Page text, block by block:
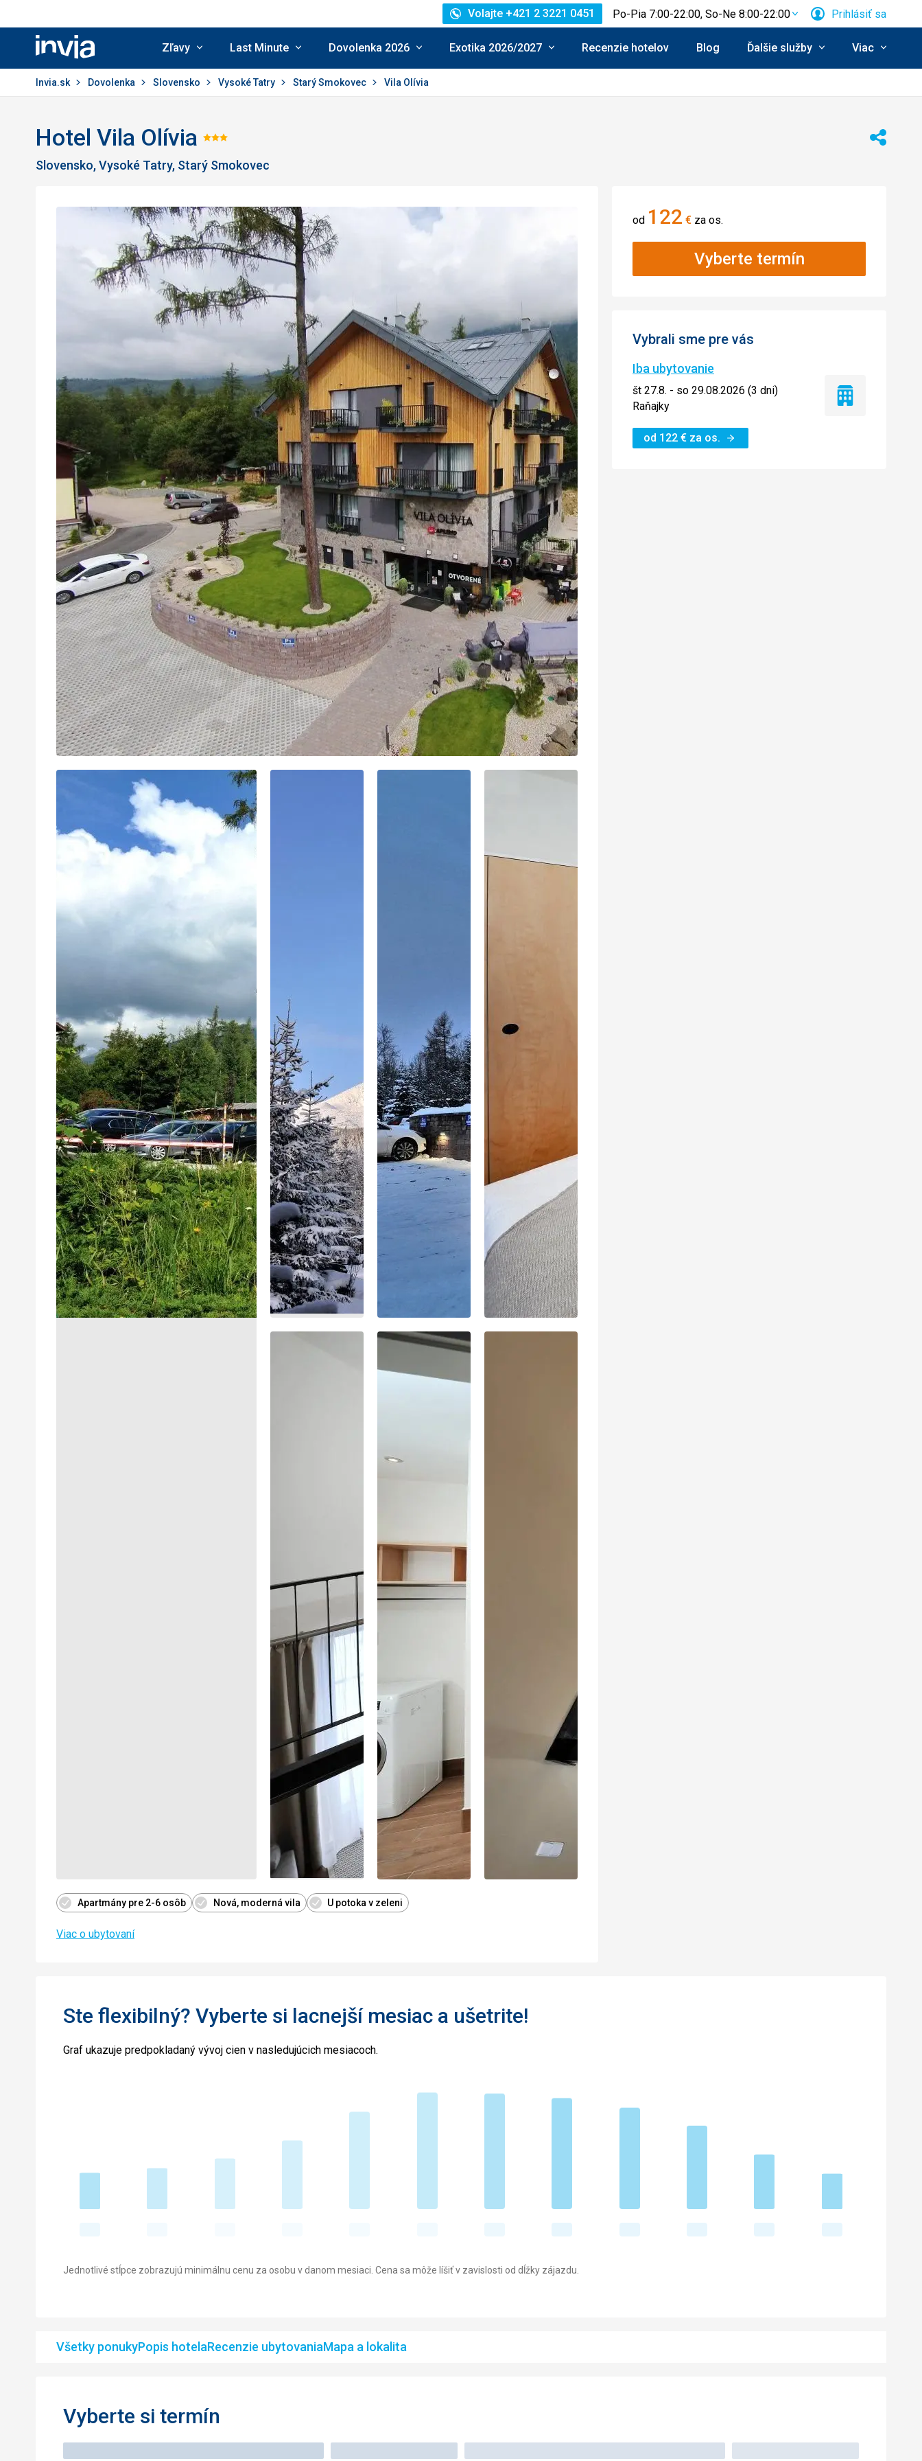
Invia.sk
Volajte +421 2 3221 0451 Po-Pia 7:00-22:00, So-Ne 8:00-22:00 Prihlásiť sa
Zľavy Last Minute Dovolenka 2026 Exotika 2026/2027 Recenzie hotelov Blog Ďalšie služby Viac
Invia.sk Dovolenka Slovensko Vysoké Tatry Starý Smokovec Vila Olívia
Hotel Vila Olívia Hodnotenie:
3/5
Slovensko, Vysoké Tatry, Starý Smokovec
Zdieľať
Apartmány pre 2-6 osôb Nová, moderná vila U potoka v zeleni
Viac o ubytovaní
od 122 € za os.
Vyberte termín
Vybrali sme pre vás
Iba ubytovanie
št 27.8. - so 29.08.2026 (3 dni)
Raňajky
od 122 € za os.
Iba
Ste flexibilný? Vyberte si lacnejší mesiac a ušetrite!
Graf ukazuje predpokladaný vývoj cien v nasledujúcich mesiacoch.
Jednotlivé stĺpce zobrazujú minimálnu cenu za osobu v danom mesiaci. Cena sa môže líšiť v zavislosti od dĺžky zájazdu.
Všetky ponukyPopis hotelaRecenzie ubytovaniaMapa a lokalita
Vyberte si termín